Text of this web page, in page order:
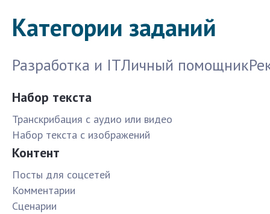
Категории заданий
Разработка и ITЛичный помощник
Набор текста
Транскрибация с аудио или видео
Набор текста с изображений
Контент
Посты для соцсетей
Комментарии
Сценарии